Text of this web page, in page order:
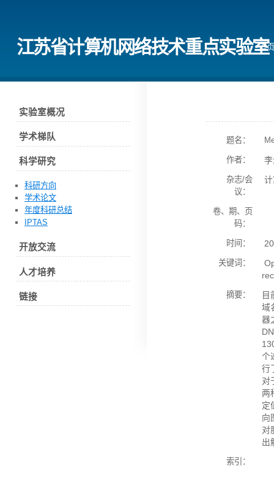
江苏省计算机网络技术重点实验室
首页
题名：
作者：
杂志/会
议：
卷、期、页
码：
时间：
关键词：
摘要：
目
域
器
个
行
对
两
定
向
对
出
索引：
实验室概况
学术梯队
科学研究
科研方向
学术论文
年度科研总结
IPTAS
开放交流
人才培养
链接